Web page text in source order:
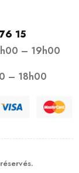
15
– 19h00
– 18h00